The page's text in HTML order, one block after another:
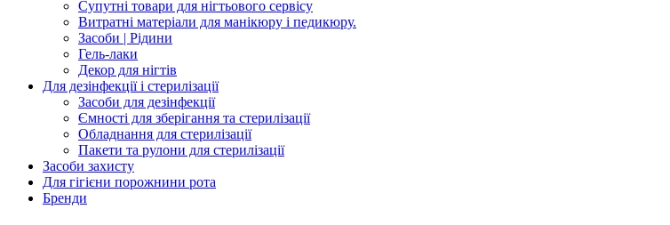
Супутні товари для нігтьового сервісу
Витратні матеріали для манікюру і педикюру.
Засоби | Рідини
Гель-лаки
Декор для нігтів
Для дезінфекції і стерилізації
Засоби для дезінфекції
Ємності для зберігання та стерилізації
Обладнання для стерилізації
Пакети та рулони для стерилізації
Засоби захисту
Для гігієни порожнини рота
Бренди